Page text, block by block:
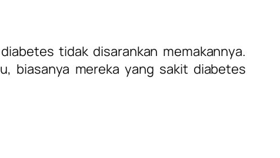
tidak disarankan memakannya.
biasanya mereka yang sakit diabetes